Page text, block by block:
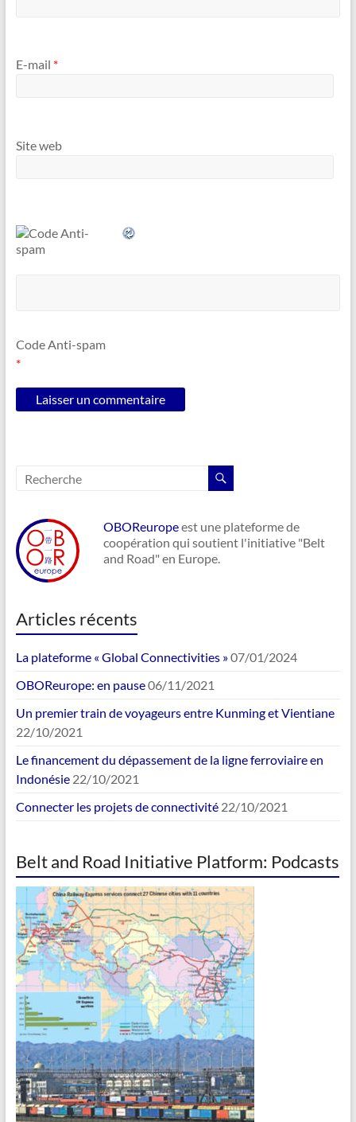
E-mail *
Site web
Code Anti-spam
*
OBOReuropeest une plateforme de
coopération qui soutient l'initiative "Belt
and Road" en Europe.
Articles récents
La plateforme « Global Connectivities »07/01/2024
OBOReurope: en pause06/11/2021
Un premier train de voyageurs entre Kunming et Vientiane
22/10/2021
Le financement du dépassement de la ligne ferroviaire en
Indonésie 22/10/2021
Connecter les projets de connectivité 22/10/2021
Belt and Road Initiative Platform: Podcasts